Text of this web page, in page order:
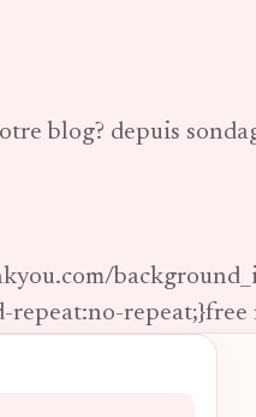
blog? depuis
repeat;}free